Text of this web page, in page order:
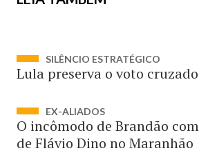
SILÊNCIO ESTRATÉGICO
Lula preserva o voto
EX-ALIADOS
O incômodo de Brandão
de Flávio Dino no Maranhão